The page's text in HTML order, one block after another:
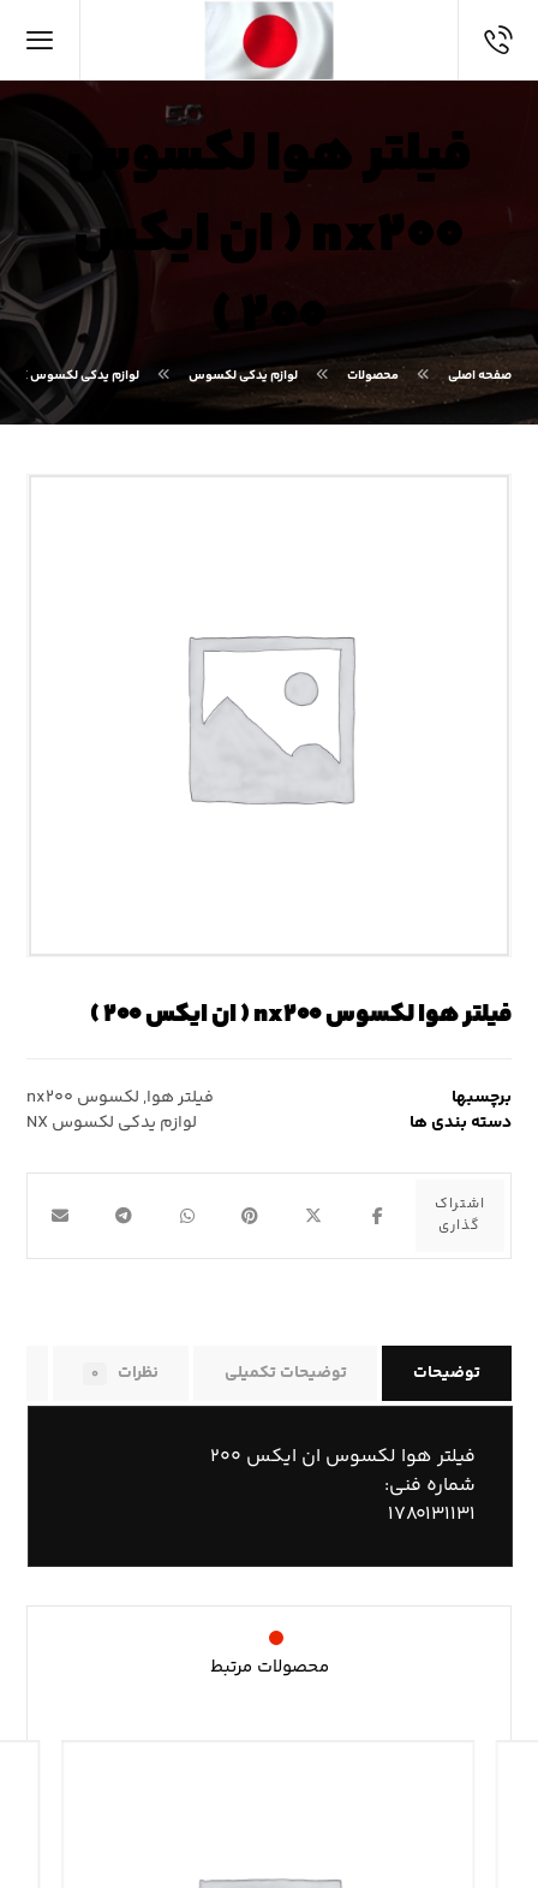
فیلتر هوا لکسوس
nx۲۰۰ ( ان ایکس
۲۰۰ )
صفحه اصلی محصولات لوازم یدکی لکسوس لوازم یدکی لکسوس NX
فیلتر هوا لکسوس nx۲۰۰ ( ان ایکس ۲۰۰ )
برچسبها فیلتر هوا, لکسوس nx۲۰۰
دسته بندی ها
لوازم یدکی لکسوس NX
توضیحات توضیحات تکمیلی نظرات ۰
فیلتر هوا لکسوس ان ایکس ۲۰۰
شماره فنی:
۱۷۸۰۱۳۱۱۳۱
محصولات مرتبط